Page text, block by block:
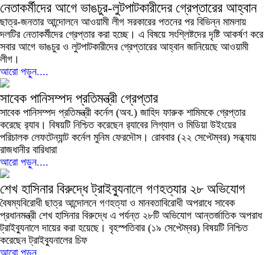
নেতাকর্মীদের আগে ভাঙচুর-লুটপাটকারীদের গ্রেপ্তারের আহ্বান
ছাত্র-জনতার আন্দোলনে আওয়ামী লীগ সরকারের পতনের পর বিভিন্ন মামলায়
দলটির নেতাকর্মীদের গ্রেপ্তার করা হচ্ছে। এ বিষয়ে সংশ্লিষ্টদের দৃষ্টি আকর্ষণ করে
সবার আগে ভাঙচুর ও লুটপাটকারীদের গ্রেপ্তারের আহ্বান জানিয়েছে আওয়ামী
লীগ।
আরো পড়ুন....
সাবেক পানিসম্পদ প্রতিমন্ত্রী গ্রেপ্তার
সাবেক পানিসম্পদ প্রতিমন্ত্রী কর্নেল (অব.) জাহিদ ফারুক শামিমকে গ্রেপ্তার
করেছে র‍্যাব। বিষয়টি নিশ্চিত করেছেন র‍্যাবের লিগ্যাল ও মিডিয়া উইংয়ের
পরিচালক লেফটেন্যান্ট কর্নেল মুনিম ফেরদৌস। রোববার (২২ সেপ্টেম্বর) সন্ধ্যায়
রাজধানীর বারিধারা
আরো পড়ুন....
শেখ হাসিনার বিরুদ্ধে ট্রাইব্যুনালে গণহত্যার ২৮ অভিযোগ
বৈষম্যবিরোধী ছাত্র আন্দোলনে গণহত্যা ও মানবতাবিরোধী অপরাধে সাবেক
প্রধানমন্ত্রী শেখ হাসিনার বিরুদ্ধে এ পর্যন্ত ২৮টি অভিযোগ আন্তর্জাতিক অপরাধ
ট্রাইব্যুনালে দায়ের করা হয়েছে। বৃহস্পতিবার (১৯ সেপ্টেম্বর) বিষয়টি নিশ্চিত
করেছেন ট্রাইব্যুনালের চিফ
আরো পড়ুন....